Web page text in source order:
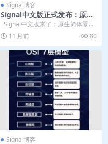
Signal博客
Signal中文版正式发布：原生
简体界面+电脑版同步，零门
槛加密聊天新体验
Signal中文版来了：原生简体零延
迟，一键切换语言 北京时间今日...
11 月前 80
Signal博客